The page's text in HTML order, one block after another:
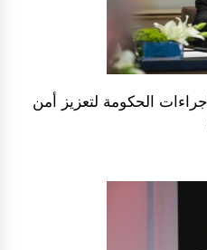
الحكومة لتعزيز أمن